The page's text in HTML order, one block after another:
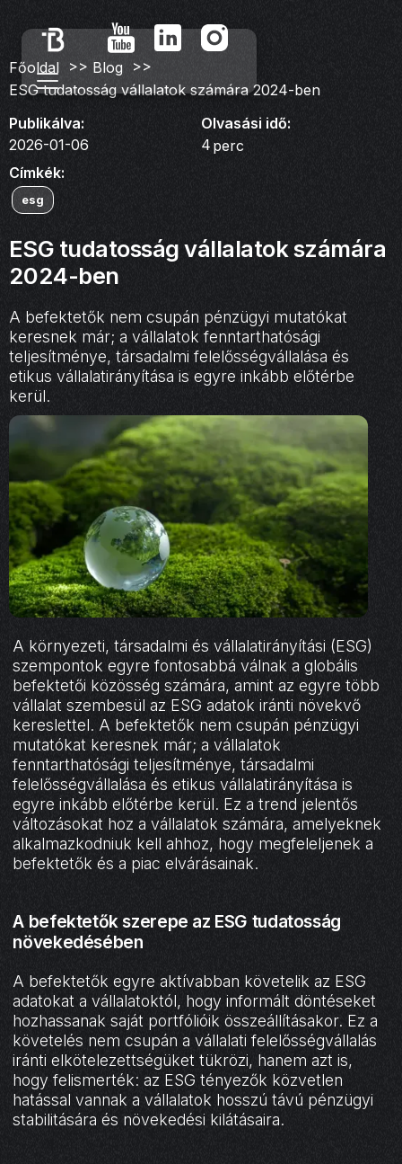
Főoldal >> Blog >>
ESG tudatosság vállalatok számára 2024-ben
Publikálva:
2026-01-06
Olvasási idő:
4 perc
Címkék:
esg
ESG tudatosság vállalatok számára
2024-ben
A befektetők nem csupán pénzügyi mutatókat
keresnek már; a vállalatok fenntarthatósági
teljesítménye, társadalmi felelősségvállalása és
etikus vállalatirányítása is egyre inkább előtérbe
kerül.
A környezeti, társadalmi és vállalatirányítási (ESG)
szempontok egyre fontosabbá válnak a globális
befektetői közösség számára, amint az egyre több
vállalat szembesül az ESG adatok iránti növekvő
kereslettel. A befektetők nem csupán pénzügyi
mutatókat keresnek már; a vállalatok
fenntarthatósági teljesítménye, társadalmi
felelősségvállalása és etikus vállalatirányítása is
egyre inkább előtérbe kerül. Ez a trend jelentős
változásokat hoz a vállalatok számára, amelyeknek
alkalmazkodniuk kell ahhoz, hogy megfeleljenek a
befektetők és a piac elvárásainak.
A befektetők szerepe az ESG tudatosság
növekedésében
A befektetők egyre aktívabban követelik az ESG
adatokat a vállalatoktól, hogy informált döntéseket
hozhassanak saját portfólióik összeállításakor. Ez a
követelés nem csupán a vállalati felelősségvállalás
iránti elkötelezettségüket tükrözi, hanem azt is,
hogy felismerték: az ESG tényezők közvetlen
hatással vannak a vállalatok hosszú távú pénzügyi
stabilitására és növekedési kilátásaira.